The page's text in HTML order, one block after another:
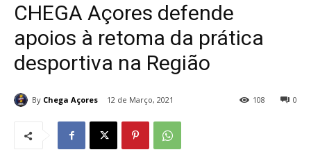
CHEGA Açores defende
apoios à retoma da prática
desportiva na Região
By Chega Açores 12 de Março, 2021 0
108